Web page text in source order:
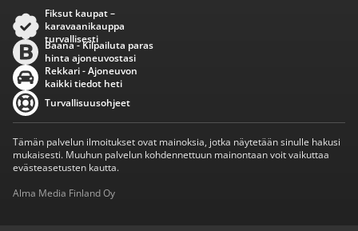
Fiksut kaupat –
karavaanikauppa
turvallisesti
Baana - Kilpailuta paras
hinta ajoneuvostasi
Rekkari - Ajoneuvon
kaikki tiedot heti
Turvallisuusohjeet
Tämän palvelun ilmoitukset ovat mainoksia, jotka näytetään sinulle hakusi
mukaisesti. Muuhun palvelun kohdennettuun mainontaan voit vaikuttaa
evästeasetusten kautta.
Alma Media Finland Oy